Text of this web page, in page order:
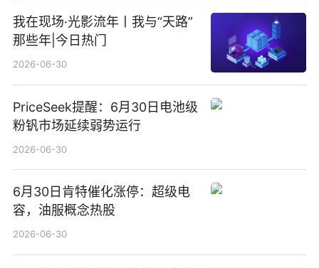
我在现场·光影流年丨我与“天路”
那些年|今日热门
2026-06-30
PriceSeek提醒：6月30日电池级
粉钒市场延续弱势运行
2026-06-30
6月30日肯特催化涨停：超级电
容，油服概念热股
2026-06-30